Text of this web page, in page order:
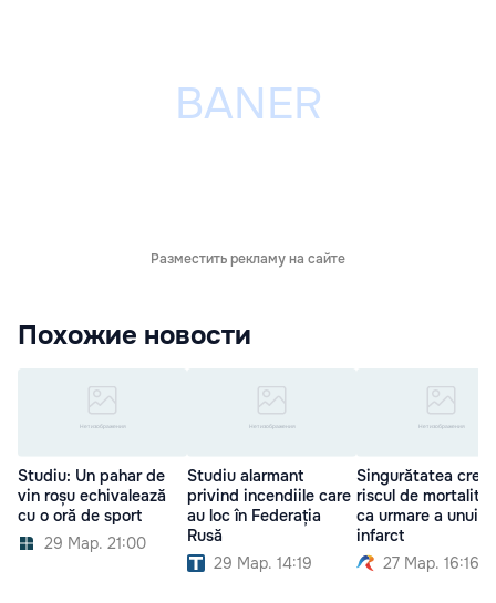
Разместить рекламу на сайте
Похожие новости
Studiu: Un pahar de
vin roșu echivalează
cu o oră de sport
29 Мар. 21:00
Studiu alarmant
privind incendiile care
au loc în Federația
Rusă
29 Мар. 14:19
Singurătatea
riscul de
ca urmare a unui
infarct
27 Мар. 16:16